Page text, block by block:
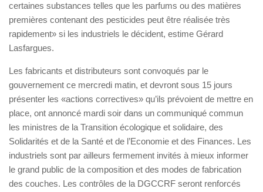
certaines substances telles que les parfums ou des matières
premières contenant des pesticides peut être réalisée très
rapidement» si les industriels le décident, estime Gérard
Lasfargues.
Les fabricants et distributeurs sont convoqués par le
gouvernement ce mercredi matin, et devront sous 15 jours
présenter les «actions correctives» qu’ils prévoient de mettre en
place, ont annoncé mardi soir dans un communiqué commun
les ministres de la Transition écologique et solidaire, des
Solidarités et de la Santé et de l’Economie et des Finances. Les
industriels sont par ailleurs fermement invités à mieux informer
le grand public de la composition et des modes de fabrication
des couches. Les contrôles de la DGCCRF seront renforcés